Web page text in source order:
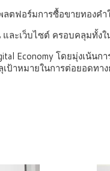
ตฟอร์มการซื้อขายทองคำ
ะเว็บไซต์ ครอบคลุมทั้งใ
Economy โดยมุ่งเน้น
ป้าหมายในการต่อยอดทา